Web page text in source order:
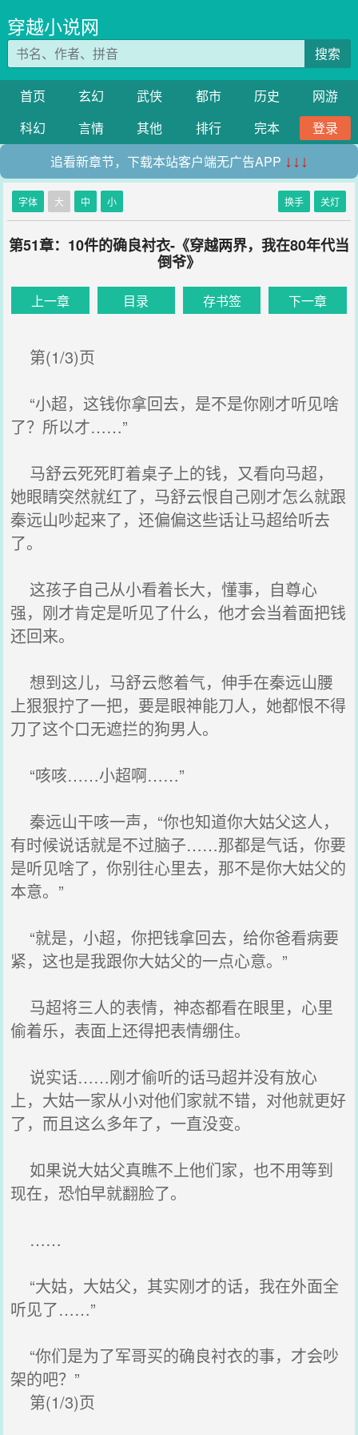
穿越小说网
搜索
首页 玄幻 武侠 都市 历史
网游
科幻
言情 其他 排行 完本
登录
追看新章节，下载本站客户端无广告APP ↓↓↓
字体 大 中 小 换手 关灯
第51章：10件的确良衬衣-《穿越两界，我在80年代当
倒爷》
上一章 目录 存书签 下一章
第(1/3)页
“小超，这钱你拿回去，是不是你刚才听见啥
了？所以才……”
马舒云死死盯着桌子上的钱，又看向马超，
她眼睛突然就红了，马舒云恨自己刚才怎么就跟
秦远山吵起来了，还偏偏这些话让马超给听去
了。
这孩子自己从小看着长大，懂事，自尊心
强，刚才肯定是听见了什么，他才会当着面把钱
还回来。
想到这儿，马舒云憋着气，伸手在秦远山腰
上狠狠拧了一把，要是眼神能刀人，她都恨不得
刀了这个口无遮拦的狗男人。
“咳咳……小超啊……”
秦远山干咳一声，“你也知道你大姑父这人，
有时候说话就是不过脑子……那都是气话，你要
是听见啥了，你别往心里去，那不是你大姑父的
本意。”
“就是，小超，你把钱拿回去，给你爸看病要
紧，这也是我跟你大姑父的一点心意。”
马超将三人的表情，神态都看在眼里，心里
偷着乐，表面上还得把表情绷住。
说实话……刚才偷听的话马超并没有放心
上，大姑一家从小对他们家就不错，对他就更好
了，而且这么多年了，一直没变。
如果说大姑父真瞧不上他们家，也不用等到
现在，恐怕早就翻脸了。
……
“大姑，大姑父，其实刚才的话，我在外面全
听见了……”
“你们是为了军哥买的确良衬衣的事，才会吵
架的吧？”
第(1/3)页